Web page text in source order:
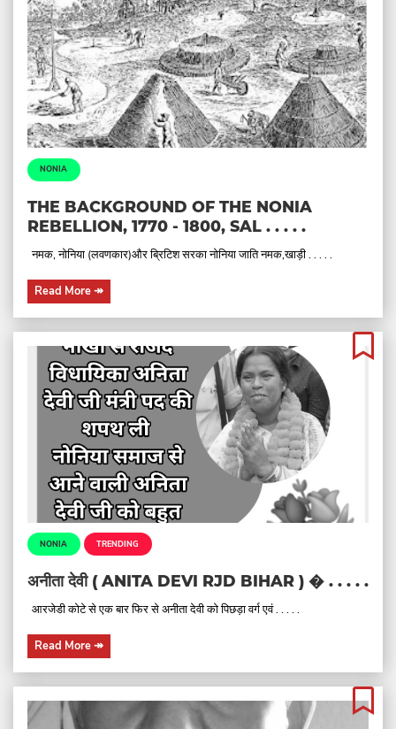
NONIA
THE BACKGROUND OF THE NONIA
REBELLION, 1770 - 1800, SAL . . . . .
नमक, नोनिया (लवणकार)और ब्रिटिश सरका नोनिया जाति नमक,खाड़ी . . . . .
Read More↠
NONIA TRENDING
अनीता देवी ( ANITA DEVI RJD BIHAR ) � . . . . .
आरजेडी कोटे से एक बार फिर से अनीता देवी को पिछड़ा वर्ग एवं . . . . .
Read More↠